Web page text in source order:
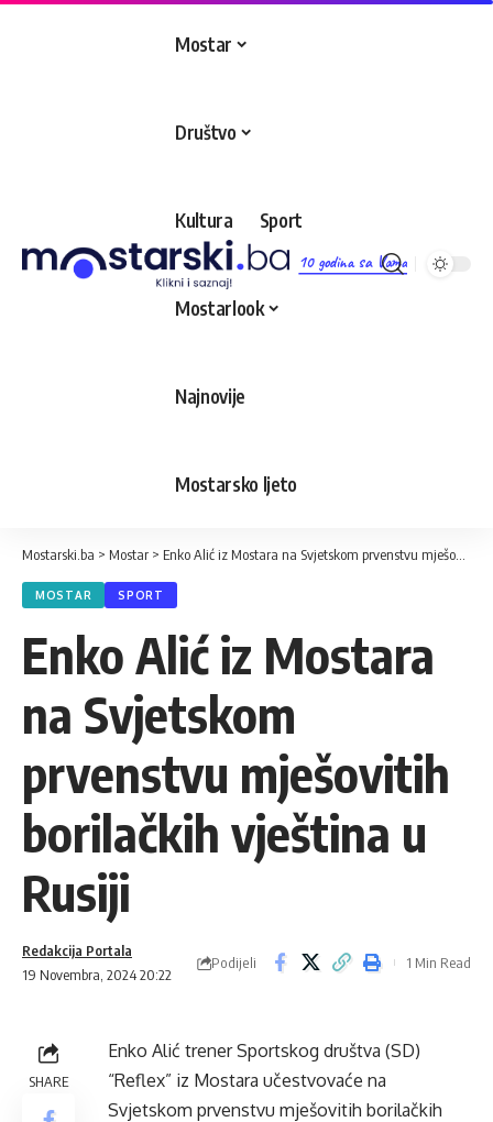
10 godina sa Vama
Mostar
Društvo
Kultura Sport
Mostarlook
Najnovije
Mostarsko ljeto
Mostarski.ba > Mostar > Enko Alić iz Mostara na Svjetskom prvenstvu mješovitih borilačkih vještina u Rusiji
MOSTAR SPORT
Enko Alić iz Mostara
na Svjetskom
prvenstvu mješovitih
borilačkih vještina u
Rusiji
19 Novembra, 2024 20:22
Redakcija Portala
Podijeli 1 Min Read
SHARE
Enko Alić trener Sportskog društva (SD)
“Reflex” iz Mostara učestvovaće na
Svjetskom prvenstvu mješovitih borilačkih